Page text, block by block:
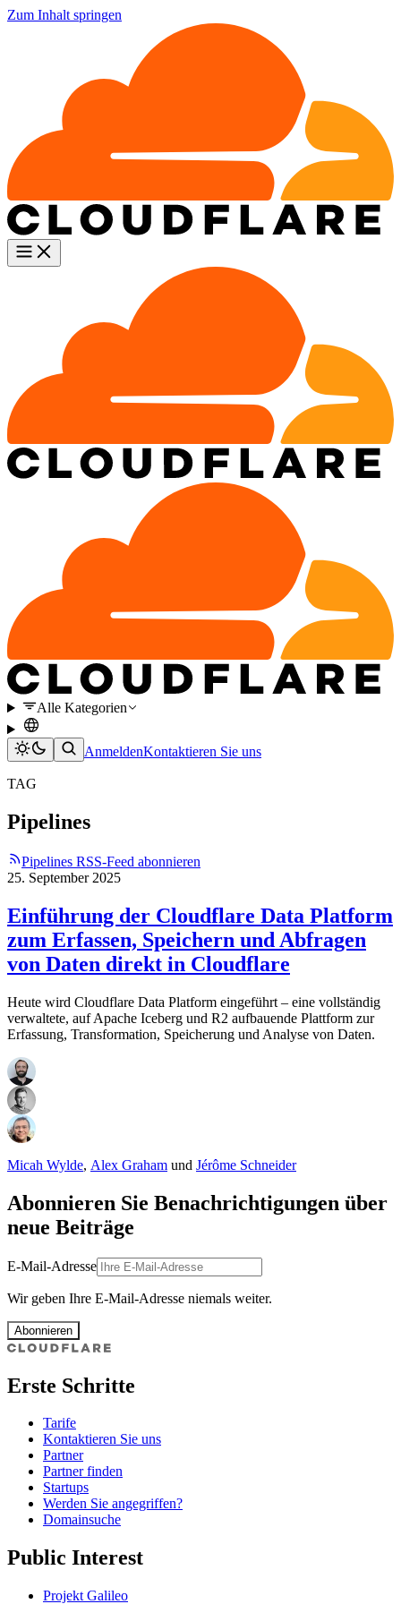
Zum Inhalt springen
Alle Kategorien
AnmeldenKontaktieren Sie uns
TAG
Pipelines
Pipelines RSS-Feed abonnieren
25. September 2025
Einführung der Cloudflare Data Platform
zum Erfassen, Speichern und Abfragen
von Daten direkt in Cloudflare
Heute wird Cloudflare Data Platform eingeführt – eine vollständig
verwaltete, auf Apache Iceberg und R2 aufbauende Plattform zur
Erfassung, Transformation, Speicherung und Analyse von Daten.
Micah Wylde, Alex Graham und Jérôme Schneider
Abonnieren Sie Benachrichtigungen über
neue Beiträge
E-Mail-Adresse
Wir geben Ihre E-Mail-Adresse niemals weiter.
Abonnieren
Erste Schritte
Tarife
Kontaktieren Sie uns
Partner
Partner finden
Startups
Werden Sie angegriffen?
Domainsuche
Public Interest
Projekt Galileo